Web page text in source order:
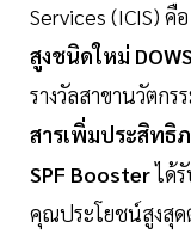
Services (ICIS) คือ
สูงชนิดใหม่
รางวัลสาขานวัตก
สารเพิ่มประสิทธิ
SPF Boosterได้
คุณประโยชน์สูงสุด